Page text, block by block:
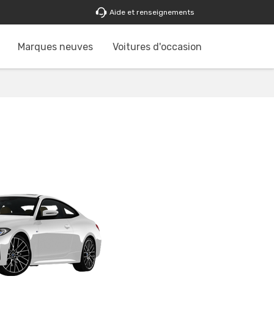
Aide et renseignements
Marques neuves Voitures d'occasion